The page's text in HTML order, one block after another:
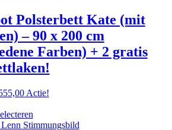
variaties.
Deze
optie
kan
gekozen
worden
de
productpagina
Polsterbett Kate (mit
– 90 x 200 cm
Farben) + 2 gratis
Prijsklasse:
tot
€ 555,00
Actie!
product
heeft